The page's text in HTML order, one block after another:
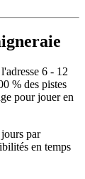
6 - 12
% des pistes
pour jouer en
par
en temps